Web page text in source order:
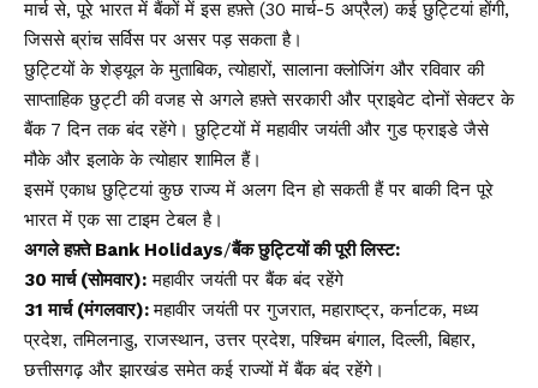
मार्च से, पूरे भारत में बैंकों में इस हफ़्ते (30 मार्च-5 अप्रैल) कई छुट्टियां होंगी,
जिससे ब्रांच सर्विस पर असर पड़ सकता है।
छुट्टियों के शेड्यूल के मुताबिक, त्योहारों, सालाना क्लोजिंग और रविवार की
साप्ताहिक छुट्टी की वजह से अगले हफ़्ते सरकारी और प्राइवेट दोनों सेक्टर के
बैंक 7 दिन तक बंद रहेंगे। छुट्टियों में महावीर जयंती और गुड फ्राइडे जैसे
मौके और इलाके के त्योहार शामिल हैं।
इसमें एकाध छुट्टियां कुछ राज्य में अलग दिन हो सकती हैं पर बाकी दिन पूरे
भारत में एक सा टाइम टेबल है।
अगले हफ़्ते Bank Holidays/बैंक छुट्टियों की पूरी लिस्ट:
30 मार्च (सोमवार): महावीर जयंती पर बैंक बंद रहेंगे
31 मार्च (मंगलवार):महावीर जयंती पर गुजरात, महाराष्ट्र, कर्नाटक, मध्य
प्रदेश, तमिलनाडु, राजस्थान, उत्तर प्रदेश, पश्चिम बंगाल, दिल्ली, बिहार,
छत्तीसगढ़ और झारखंड समेत कई राज्यों में बैंक बंद रहेंगे।